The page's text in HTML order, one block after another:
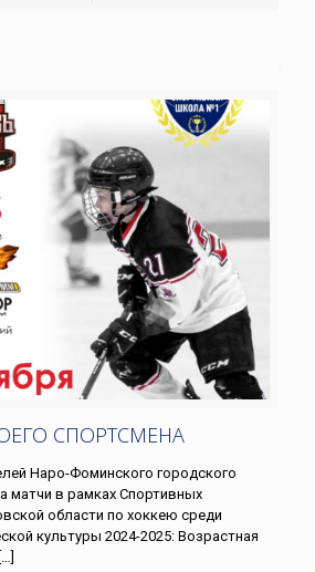
СПОРТСМЕНА
Наро-Фоминского городского
матчи в рамках Спортивных
области по хоккею среди
культуры 2024-2025: Возрастная